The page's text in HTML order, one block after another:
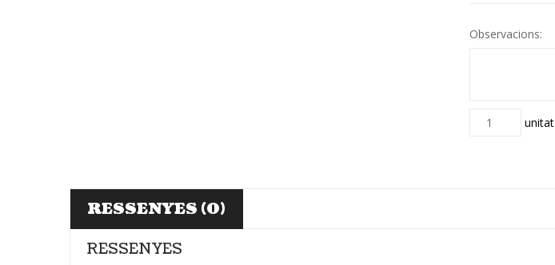
Observacions:
Quantitat unitat
RESSENYES (0)
RESSENYES